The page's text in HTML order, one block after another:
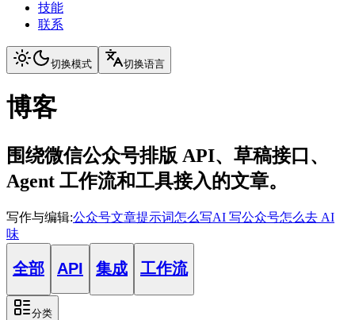
技能
联系
切换模式 切换语言
博客
围绕微信公众号排版 API、草稿接口、
Agent 工作流和工具接入的文章。
写作与编辑:公众号文章提示词怎么写AI 写公众号怎么去 AI
味
全部 API 集成 工作流
分类